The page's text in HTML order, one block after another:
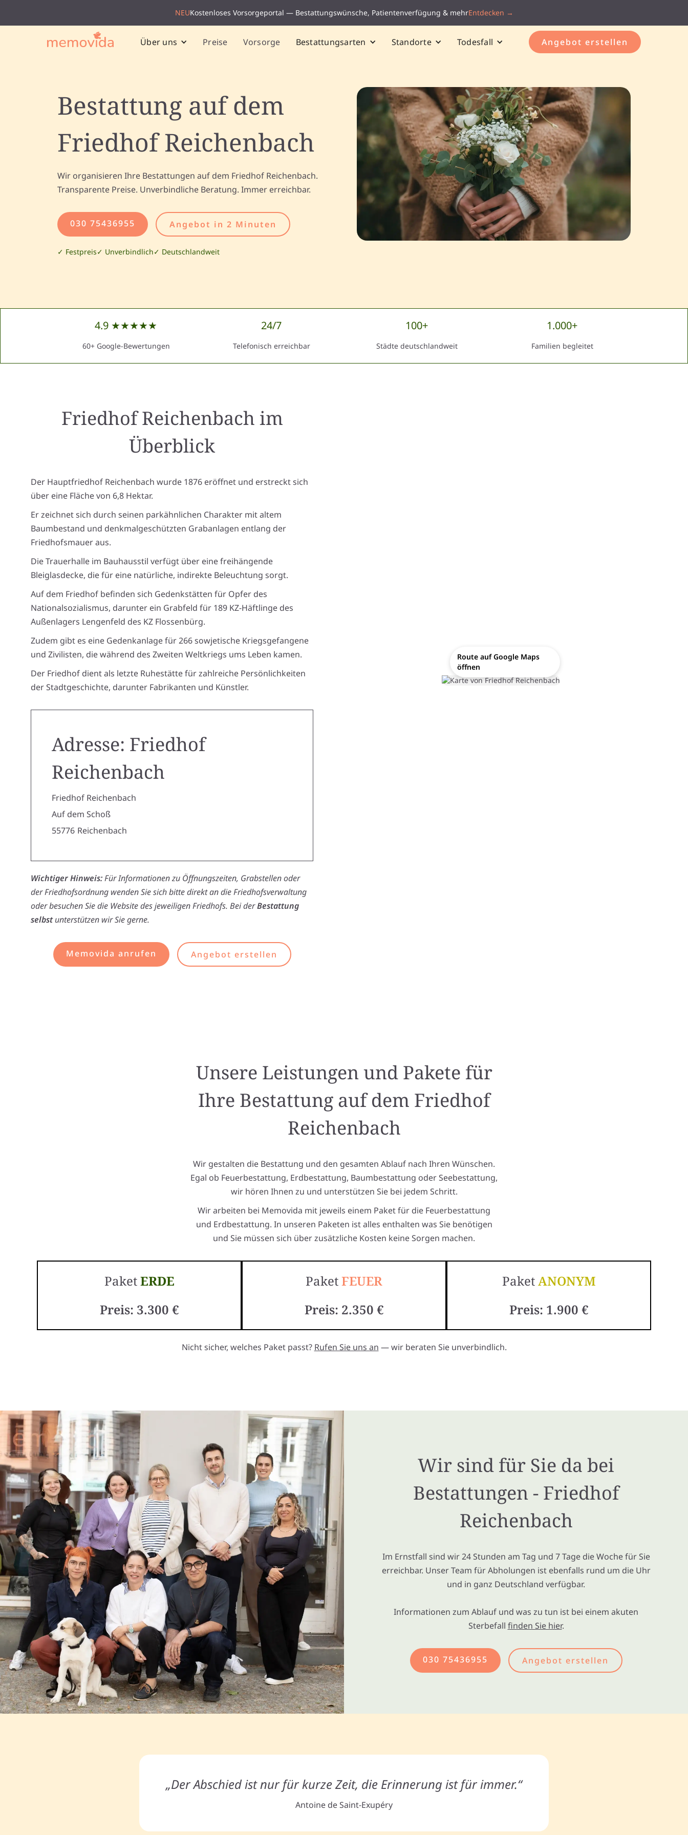
NEUKostenloses Vorsorgeportal — Bestattungswünsche, Patientenverfügung & mehrEntdecken →
Über uns Preise Vorsorge Bestattungsarten Standorte Todesfall Angebot erstellen
Bestattung auf dem
Friedhof Reichenbach
Wir organisieren Ihre Bestattungen auf dem Friedhof Reichenbach.
Transparente Preise. Unverbindliche Beratung. Immer erreichbar.
030 75436955 Angebot in 2 Minuten
✓ Festpreis✓ Unverbindlich✓ Deutschlandweit
4.9 ★★★★★
60+ Google-Bewertungen
24/7
Telefonisch erreichbar
100+
Städte deutschlandweit
1.000+
Familien begleitet
Friedhof Reichenbach im
Überblick
Der Hauptfriedhof Reichenbach wurde 1876 eröffnet und erstreckt sich
über eine Fläche von 6,8 Hektar.
Er zeichnet sich durch seinen parkähnlichen Charakter mit altem
Baumbestand und denkmalgeschützten Grabanlagen entlang der
Friedhofsmauer aus.
Die Trauerhalle im Bauhausstil verfügt über eine freihängende
Bleiglasdecke, die für eine natürliche, indirekte Beleuchtung sorgt.
Auf dem Friedhof befinden sich Gedenkstätten für Opfer des
Nationalsozialismus, darunter ein Grabfeld für 189 KZ-Häftlinge des
Außenlagers Lengenfeld des KZ Flossenbürg.
Zudem gibt es eine Gedenkanlage für 266 sowjetische Kriegsgefangene
und Zivilisten, die während des Zweiten Weltkriegs ums Leben kamen.
Der Friedhof dient als letzte Ruhestätte für zahlreiche Persönlichkeiten
der Stadtgeschichte, darunter Fabrikanten und Künstler.
Adresse: Friedhof
Reichenbach
Friedhof Reichenbach
Auf dem Schoß
55776 Reichenbach
Wichtiger Hinweis:Für Informationen zu Öffnungszeiten, Grabstellen oder
der Friedhofsordnung wenden Sie sich bitte direkt an die Friedhofsverwaltung
oder besuchen Sie die Website des jeweiligen Friedhofs. Bei derBestattung
selbstunterstützen wir Sie gerne.
Memovida anrufen Angebot erstellen
Route auf Google Maps
öffnen
Unsere Leistungen und Pakete für
Ihre Bestattung auf dem Friedhof
Reichenbach
Wir gestalten die Bestattung und den gesamten Ablauf nach Ihren Wünschen.
Egal ob Feuerbestattung, Erdbestattung, Baumbestattung oder Seebestattung,
wir hören Ihnen zu und unterstützen Sie bei jedem Schritt.
Wir arbeiten bei Memovida mit jeweils einem Paket für die Feuerbestattung
und Erdbestattung. In unseren Paketen ist alles enthalten was Sie benötigen
und Sie müssen sich über zusätzliche Kosten keine Sorgen machen.
PaketERDE
Preis: 3.300 €
PaketFEUER
Preis: 2.350 €
PaketANONYM
Preis: 1.900 €
Nicht sicher, welches Paket passt? Rufen Sie uns an — wir beraten Sie unverbindlich.
Wir sind für Sie da bei
Bestattungen - Friedhof
Reichenbach
Im Ernstfall sind wir 24 Stunden am Tag und 7 Tage die Woche für Sie
erreichbar. Unser Team für Abholungen ist ebenfalls rund um die Uhr
und in ganz Deutschland verfügbar.
Informationen zum Ablauf und was zu tun ist bei einem akuten
Sterbefall finden Sie hier.
030 75436955 Angebot erstellen
„Der Abschied ist nur für kurze Zeit, die Erinnerung ist für immer.“
Antoine de Saint-Exupéry